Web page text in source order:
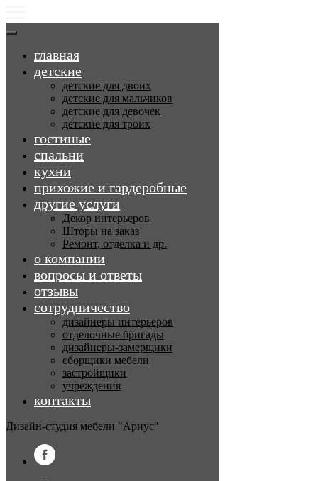
главная
детские
детские для двоих
детские для мальчиков
детские для девочек
детские для троих
гостиные
спальни
кухни
прихожие и гардеробные
другие услуги
Декор интерьеров
Шторы на заказ
Ремонт, отделка и др.
о компании
вопросы и ответы
отзывы
сотрудничество
дизайнеры интерьеров
отделочные бригады
дизайнеры-замерщики
сборщики мебели
застройщики
учреждения
контакты
Дизайн-студия мебели "Ариус"